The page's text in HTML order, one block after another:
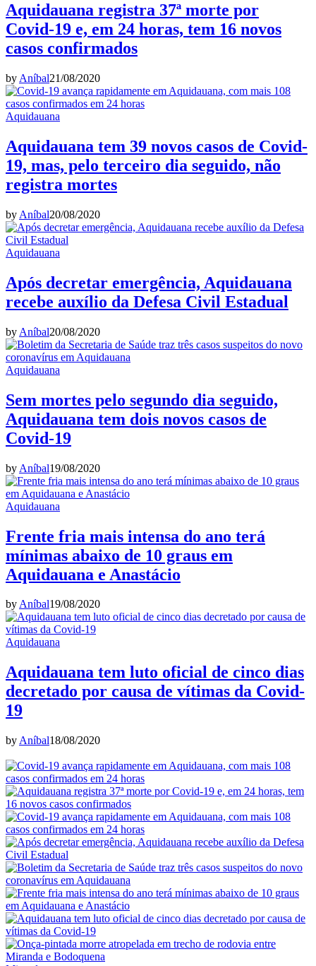
Aquidauana registra 37ª morte por
Covid-19 e, em 24 horas, tem 16 novos
casos confirmados
by Aníbal21/08/2020
Aquidauana
Aquidauana tem 39 novos casos de Covid-
19, mas, pelo terceiro dia seguido, não
registra mortes
by Aníbal20/08/2020
Aquidauana
Após decretar emergência, Aquidauana
recebe auxílio da Defesa Civil Estadual
by Aníbal20/08/2020
Aquidauana
Sem mortes pelo segundo dia seguido,
Aquidauana tem dois novos casos de
Covid-19
by Aníbal19/08/2020
Aquidauana
Frente fria mais intensa do ano terá
mínimas abaixo de 10 graus em
Aquidauana e Anastácio
byAníbal19/08/2020
Aquidauana
Aquidauana tem luto oficial de cinco dias
decretado por causa de vítimas da Covid-
19
by Aníbal18/08/2020